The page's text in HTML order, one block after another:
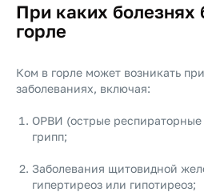
При каких болезнях
горле
Ком в горле может возникать
заболеваниях, включая:
ОРВИ (острые
грипп;
Заболевания щитовидной
гипертиреоз или гипотиреоз;